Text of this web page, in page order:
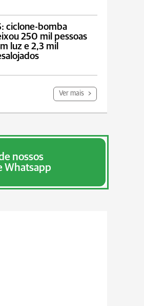
ciclone-bomba
250 mil pessoas
luz e 2,3 mil
Ver mais
nossos
Whatsapp